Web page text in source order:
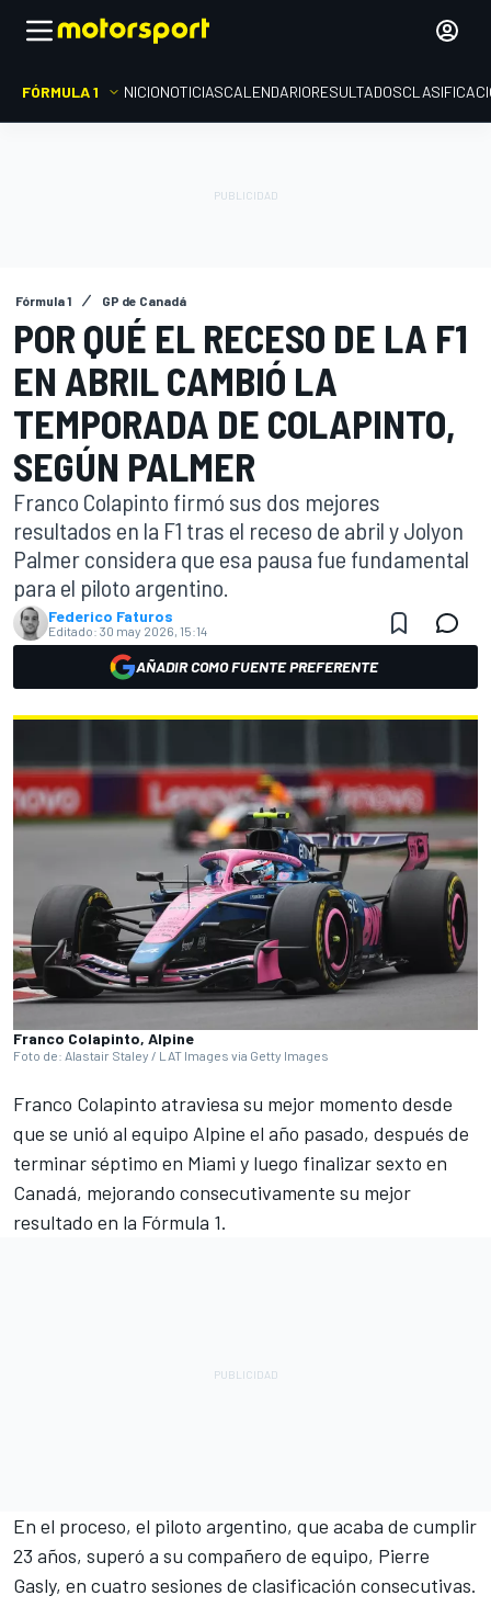
FÓRMULA 1 INICIONOTICIASCALENDARIORESULTADOS
Fórmula 1 GP de Canadá
POR QUÉ EL RECESO DE LA F1
EN ABRIL CAMBIÓ LA
TEMPORADA DE COLAPINTO,
SEGÚN PALMER
Franco Colapinto firmó sus dos mejores
resultados en la F1 tras el receso de abril y Jolyon
Palmer considera que esa pausa fue fundamental
para el piloto argentino.
Federico Faturos
Editado: 30 may 2026, 15:14
AÑADIR COMO FUENTE PREFERENTE
Franco Colapinto, Alpine
Foto de: Alastair Staley / LAT Images via Getty Images
Franco Colapinto atraviesa su mejor momento desde
que se unió al equipo Alpine el año pasado, después de
terminar séptimo en Miami y luego finalizar sexto en
Canadá, mejorando consecutivamente su mejor
resultado en la Fórmula 1.
En el proceso, el piloto argentino, que acaba de cumplir
23 años, superó a su compañero de equipo, Pierre
Gasly, en cuatro sesiones de clasificación consecutivas.